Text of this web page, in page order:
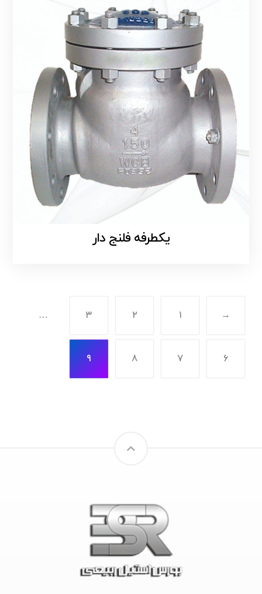
یکطرفه فلنج دار
→ ۱ ۲ ۳ …
۶ ۷ ۸ ۹